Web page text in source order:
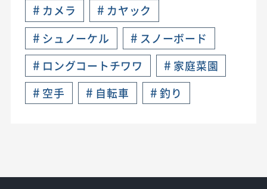
# カメラ # カヤック
# シュノーケル # スノーボード
# ロングコートチワワ # 家庭菜園
# 空手 # 自転車 #釣り